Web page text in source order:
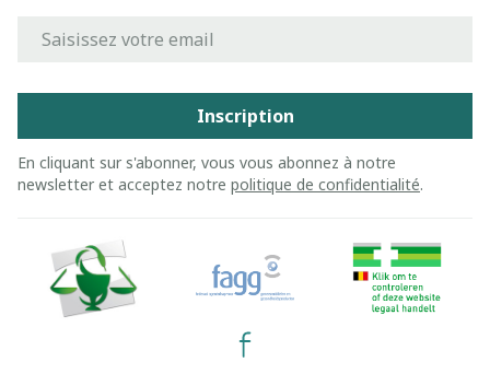
Inscription
En cliquant sur s'abonner, vous vous abonnez à notre
newsletter et acceptez notre politique de confidentialité.